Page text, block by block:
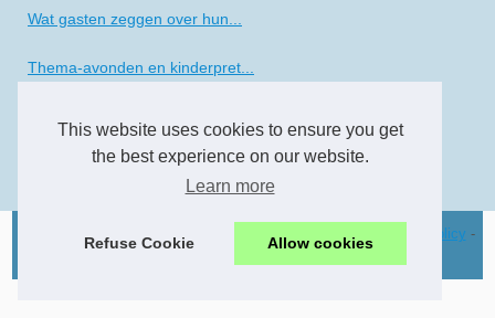
This website uses cookies to ensure you get
the best experience on our website.
Learn more
Refuse Cookie Allow cookies
Wat gasten zeggen over hun...
Thema-avonden en kinderpret...
Verblijf bij camping les...
3water.eu -Most Popular Table of Contents Cookies Policy -